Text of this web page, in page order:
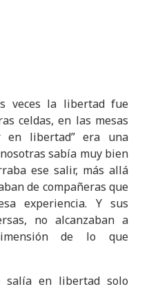
veces la libertad fue
celdas, en las mesas
en libertad” era una
sabía muy bien
ese salir, más allá
de compañeras que
experiencia. Y sus
no alcanzaban a
de lo que
salía en libertad solo